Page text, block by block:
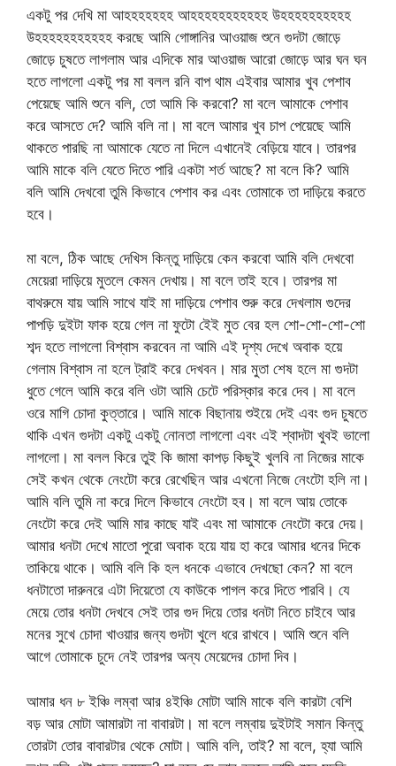
একটু পর দেখি মা আহহহহহহহ আহহহহহহহহহহহ উহহহহহহহহহহ
উহহহহহহহহহহহ করছে আমি গোঙ্গানির আওয়াজ শুনে গুদটা জোড়ে
জোড়ে চুষতে লাগলাম আর এদিকে মার আওয়াজ আরো জোড়ে আর ঘন ঘন
হতে লাগলো একটু পর মা বলল রনি বাপ থাম এইবার আমার খুব পেশাব
পেয়েছে আমি শুনে বলি, তো আমি কি করবো? মা বলে আমাকে পেশাব
করে আসতে দে? আমি বলি না। মা বলে আমার খুব চাপ পেয়েছে আমি
থাকতে পারছি না আমাকে যেতে না দিলে এখানেই বেড়িয়ে যাবে। তারপর
আমি মাকে বলি যেতে দিতে পারি একটা শর্ত আছে? মা বলে কি? আমি
বলি আমি দেখবো তুমি কিভাবে পেশাব কর এবং তোমাকে তা দাড়িয়ে করতে
হবে।
মা বলে, ঠিক আছে দেখিস কিন্তু দাড়িয়ে কেন করবো আমি বলি দেখবো
মেয়েরা দাড়িয়ে মুতলে কেমন দেখায়। মা বলে তাই হবে। তারপর মা
বাথরুমে যায় আমি সাথে যাই মা দাড়িয়ে পেশাব শুরু করে দেখলাম গুদের
পাপড়ি দুইটা ফাক হয়ে গেল না ফুটো ইেই মুত বের হল শো-শো-শো-শো
শব্দ হতে লাগলো বিশ্বাস করবেন না আমি এই দৃশ্য দেখে অবাক হয়ে
গেলাম বিশ্বাস না হলে ট্রাই করে দেখবন। মার মুতা শেষ হলে মা গুদটা
ধুতে গেলে আমি করে বলি ওটা আমি চেটে পরিস্কার করে দেব। মা বলে
ওরে মাগি চোদা কুত্তারে। আমি মাকে বিছানায় শুইয়ে দেই এবং গুদ চুষতে
থাকি এখন গুদটা একটু একটু নোনতা লাগলো এবং এই শ্বাদটা খুবই ভালো
লাগলো। মা বলল কিরে তুই কি জামা কাপড় কিছুই খুলবি না নিজের মাকে
সেই কখন থেকে নেংটো করে রেখেছিন আর এখনো নিজে নেংটো হলি না।
আমি বলি তুমি না করে দিলে কিভাবে নেংটো হব। মা বলে আয় তোকে
নেংটো করে দেই আমি মার কাছে যাই এবং মা আমাকে নেংটো করে দেয়।
আমার ধনটা দেখে মাতো পুরো অবাক হয়ে যায় হা করে আমার ধনের দিকে
তাকিয়ে থাকে। আমি বলি কি হল ধনকে এভাবে দেখছো কেন? মা বলে
ধনটাতো দারুনরে এটা দিয়েতো যে কাউকে পাগল করে দিতে পারবি। যে
মেয়ে তোর ধনটা দেখবে সেই তার গুদ দিয়ে তোর ধনটা নিতে চাইবে আর
মনের সুখে চোদা খাওয়ার জন্য গুদটা খুলে ধরে রাখবে। আমি শুনে বলি
আগে তোমাকে চুদে নেই তারপর অন্য মেয়েদের চোদা দিব।
আমার ধন ৮ ইঞ্চি লম্বা আর ৪ইঞ্চি মোটা আমি মাকে বলি কারটা বেশি
বড় আর মোটা আমারটা না বাবারটা। মা বলে লম্বায় দুইটাই সমান কিন্তু
তোরটা তোর বাবারটার থেকে মোটা। আমি বলি, তাই? মা বলে, হ্যা আমি